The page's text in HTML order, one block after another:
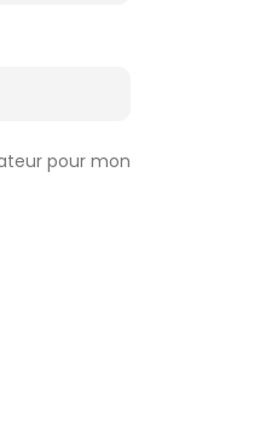
pour mon